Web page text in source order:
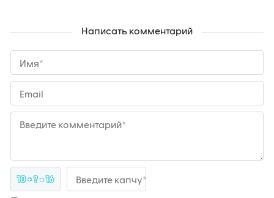
Написать комментарий
Имя*
Email
Введите комментарий*
10 + ? = 16 Введите капчу*